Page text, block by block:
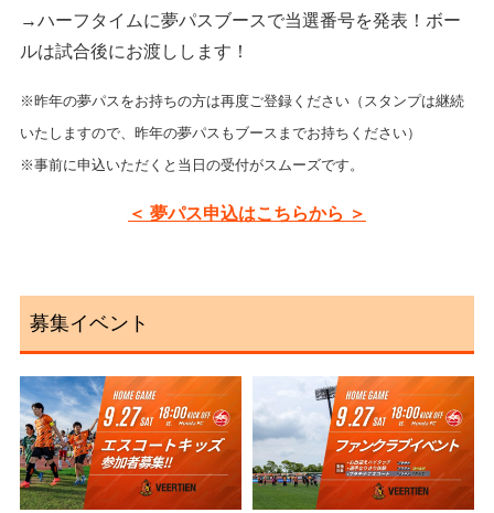
→ハーフタイムに夢パスブースで当選番号を発表！ボー
ルは試合後にお渡しします！
※昨年の夢パスをお持ちの方は再度ご登録ください（スタンプは継続
いたしますので、昨年の夢パスもブースまでお持ちください）
※事前に申込いただくと当日の受付がスムーズです。
＜ 夢パス申込はこちらから ＞
募集イベント